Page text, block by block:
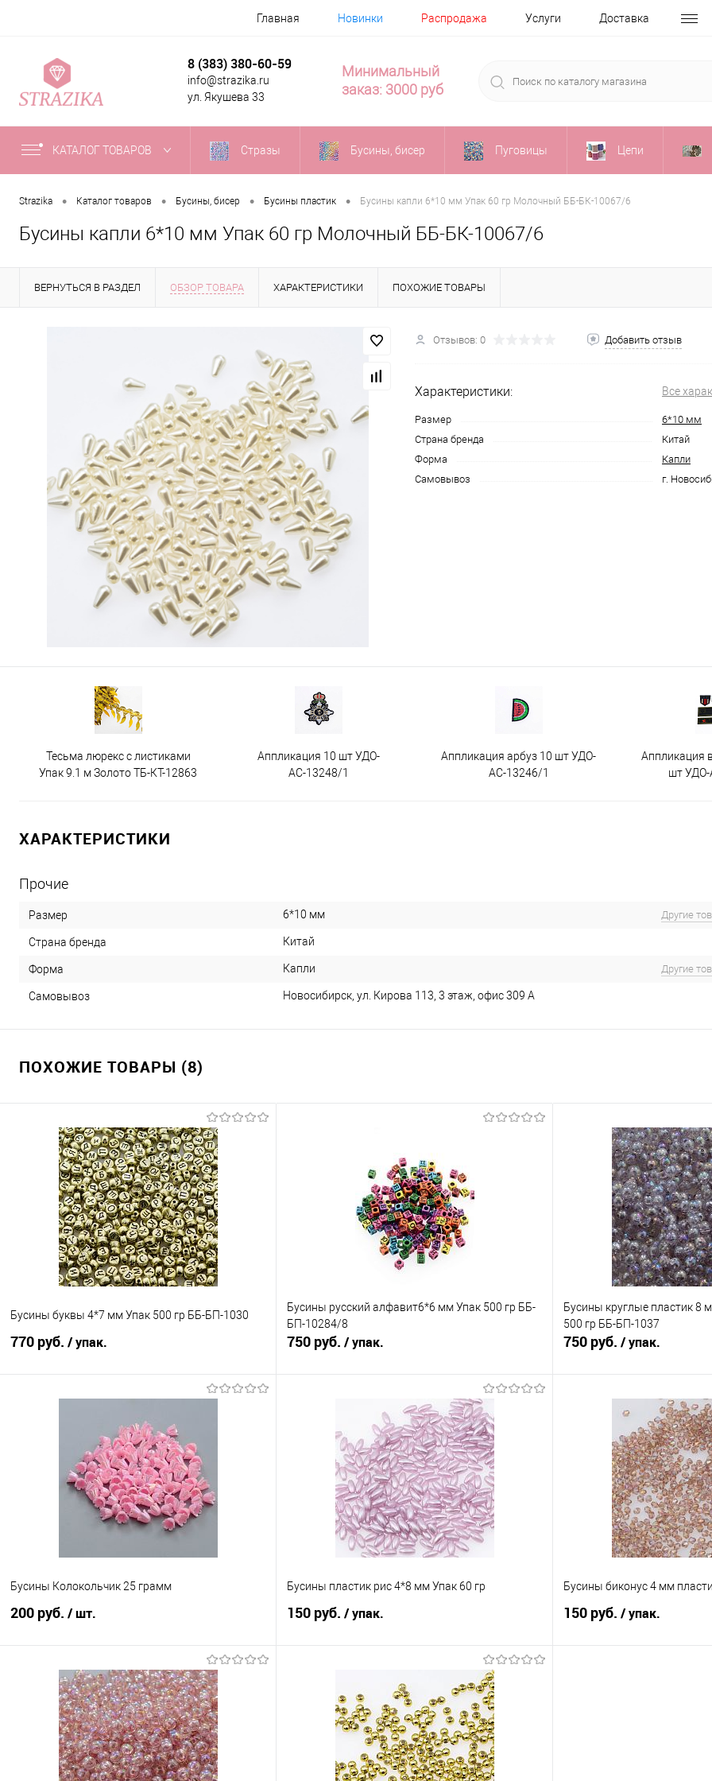
Главная Новинки Распродажа Услуги Доставка
8 (383) 380-60-59
info@strazika.ru
ул. Якушева 33
Минимальный
заказ: 3000 руб
КАТАЛОГ ТОВАРОВ Стразы Бусины, бисер Пуговицы Цепи
Strazika • Каталог товаров • Бусины, бисер • Бусины пластик • Бусины капли 6*10 мм Упак 60 гр Молочный ББ-БК-10067/6
Бусины капли 6*10 мм Упак 60 гр Молочный ББ-БК-10067/6
ВЕРНУТЬСЯ В РАЗДЕЛ ОБЗОР ТОВАРА ХАРАКТЕРИСТИКИ ПОХОЖИЕ ТОВАРЫ
Отзывов: 0 Добавить отзыв
Характеристики: Все
Размер
6*10 мм
Страна бренда
Китай
Форма
Капли
Самовывоз
г.
Тесьма люрекс с листиками
Упак 9.1 м Золото ТБ-КТ-12863
Аппликация 10 шт УДО-
АС-13248/1
Аппликация арбуз 10 шт УДО-
АС-13246/1
Аппликация
шт
ХАРАКТЕРИСТИКИ
Прочие
Размер 6*10 мм Другие
Страна бренда Китай
Форма Капли Другие
Самовывоз Новосибирск, ул. Кирова 113, 3 этаж, офис 309 А
ПОХОЖИЕ ТОВАРЫ (8)
Бусины буквы 4*7 мм Упак 500 гр ББ-БП-1030
770 руб. / упак.
В избранное
Под заказ
Бусины русский алфавит6*6 мм Упак 500 гр ББ-
БП-10284/8
750 руб. / упак.
В корзину
Сравнение
В избранное
Под заказ
Бусины круглые пластик 8
500 гр ББ-БП-1037
750 руб. / упак.
В
Сравнение
В избранное
Бусины Колокольчик 25 грамм
200 руб. / шт.
В корзину
Сравнение
В избранное
Под заказ
Бусины пластик рис 4*8 мм Упак 60 гр
150 руб. / упак.
Сравнение
Под заказ
Бусины биконус 4 мм
150 руб. / упак.